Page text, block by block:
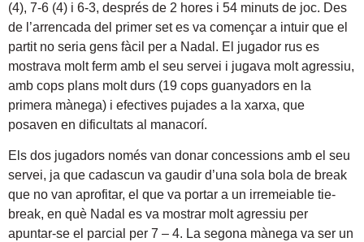
(4), 7-6 (4) i 6-3, després de 2 hores i 54 minuts de joc. Des
de l’arrencada del primer set es va començar a intuir que el
partit no seria gens fàcil per a Nadal. El jugador rus es
mostrava molt ferm amb el seu servei i jugava molt agressiu,
amb cops plans molt durs (19 cops guanyadors en la
primera mànega) i efectives pujades a la xarxa, que
posaven en dificultats al manacorí.
Els dos jugadors només van donar concessions amb el seu
servei, ja que cadascun va gaudir d’una sola bola de break
que no van aprofitar, el que va portar a un irremeiable tie-
break, en què Nadal es va mostrar molt agressiu per
apuntar-se el parcial per 7 – 4. La segona mànega va ser un